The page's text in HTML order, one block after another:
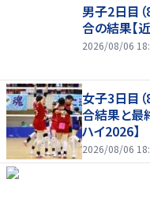
男子2日目
合の結果【
2026/08/06
女子3日目
合結果と最
ハイ2026】
2026/08/06